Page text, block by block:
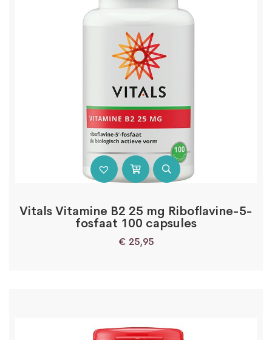
Vitals Vitamine B2 25 mg Riboflavine-5-
fosfaat 100 capsules
€ 25,95